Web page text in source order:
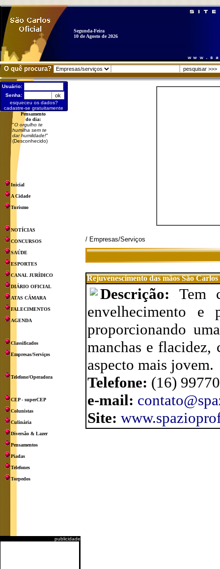
Segunda-Feira
10 de Agosto de 2026
O quê procura?
Usuário:
Senha:
esqueceu os dados?
cadastre-se gratuitamente
Pensamento
do dia:
"O orgulho te
humilha sem te
dar humildade!"
(Desconhecido)
Inicial
A Cidade
Turismo
NOTÍCIAS
CONCURSOS
SAÚDE
ESPORTES
CANAL JURÍDICO
DIÁRIO OFICIAL
ATAS CÂMARA
FALECIMENTOS
AGENDA
Classificados
Empresas/Serviços
Telefone/Operadora
CEP - superCEP
Colunistas
Culinária
Diversão & Lazer
Pensamentos
Piadas
Telefones
Torpedos
publicidade
/ Empresas/Serviços
Rejuvenescimento das mãos São Carlos
Descrição: Tem
envelhecimento e
proporcionando
manchas e flacidez,
aspecto mais jovem.
Telefone: (16)
e-mail:
Site: